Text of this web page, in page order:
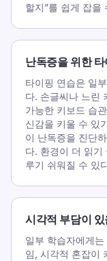
할지”를 쉽게 잡을
난독증을 위한
타이핑 연습은 일
다. 손글씨나 느린
가능한 키보드 습
신감을 키울 수 있
이 난독증을 진단
다. 환경이 더 읽기
루기 쉬워질 수 있
시각적 부담이
일부 학습자에게
임, 시각적 혼잡이